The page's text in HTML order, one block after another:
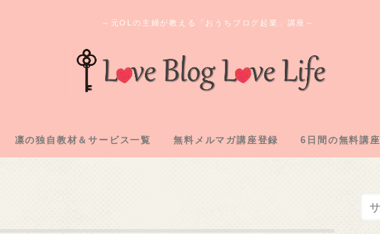
～元OLの主婦が教える「おうちブログ起業」講座～
凛の独自教材＆サービス一覧 無料メルマガ講座登録 6日間の無料講座